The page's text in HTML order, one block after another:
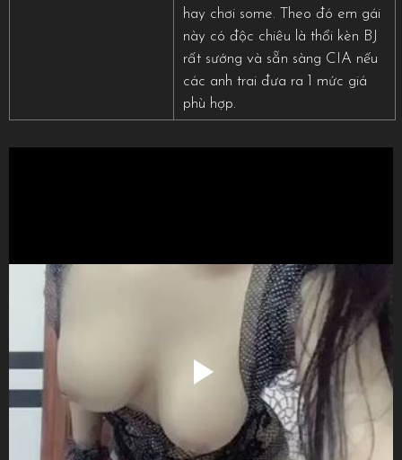
hay chơi some. Theo đó em gái
này có độc chiêu là thổi kèn BJ
rất sướng và sẵn sàng CIA nếu
các anh trai đưa ra 1 mức giá
phù hợp.